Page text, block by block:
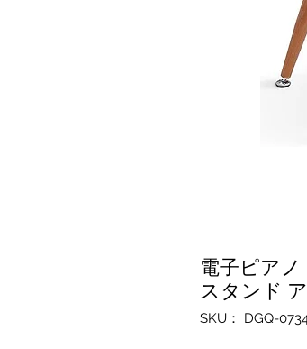
電子ピア
スタンド
SKU： DGQ-